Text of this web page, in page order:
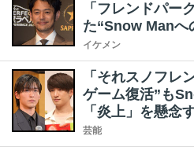
「フレンドパー
た“Snow Manへ
イケメン
「それスノフレ
ゲーム復活”も
「炎上」を懸念
芸能